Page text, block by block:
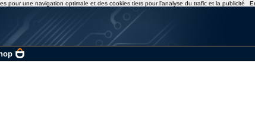
pour une navigation optimale et des cookies tiers pour l'analyse du trafic et la publicité